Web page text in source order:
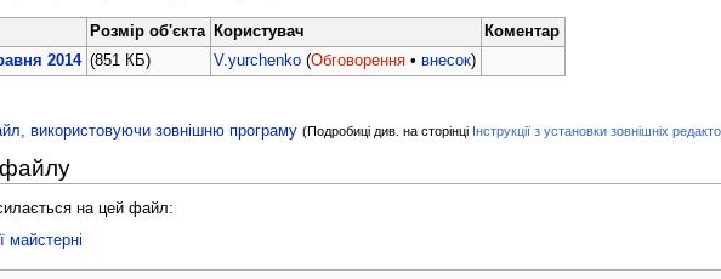
Розмір об'єкта Користувач
Коментар
2014 (851 КБ) V.yurchenko (Обговорення •внесок)
використовуючи зовнішню програму (Подробиці див. на сторінці Інструкції з установки зовнішніх
на цей файл:
майстерні